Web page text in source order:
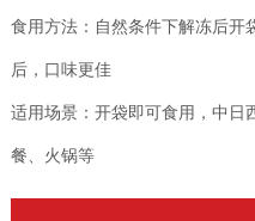
食用方法：自然条件下解冻后
后，口味更佳
适用场景：开袋即可食用，中日
餐、火锅等